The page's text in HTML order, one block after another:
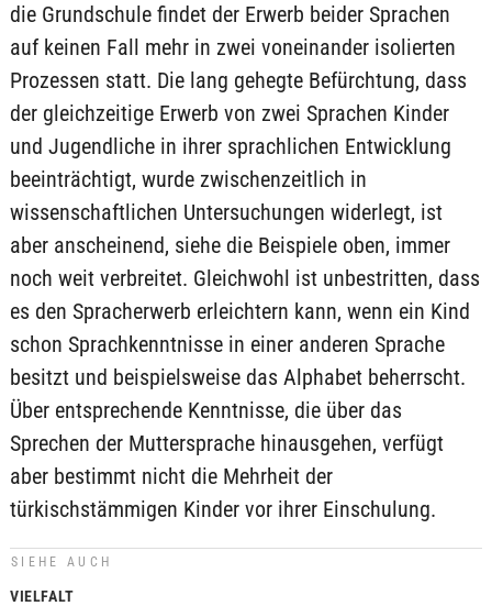
die Grundschule findet der Erwerb beider Sprachen
auf keinen Fall mehr in zwei voneinander isolierten
Prozessen statt. Die lang gehegte Befürchtung, dass
der gleichzeitige Erwerb von zwei Sprachen Kinder
und Jugendliche in ihrer sprachlichen Entwicklung
beeinträchtigt, wurde zwischenzeitlich in
wissenschaftlichen Untersuchungen widerlegt, ist
aber anscheinend, siehe die Beispiele oben, immer
noch weit verbreitet. Gleichwohl ist unbestritten, dass
es den Spracherwerb erleichtern kann, wenn ein Kind
schon Sprachkenntnisse in einer anderen Sprache
besitzt und beispielsweise das Alphabet beherrscht.
Über entsprechende Kenntnisse, die über das
Sprechen der Muttersprache hinausgehen, verfügt
aber bestimmt nicht die Mehrheit der
türkischstämmigen Kinder vor ihrer Einschulung.
SIEHE AUCH
VIELFALT